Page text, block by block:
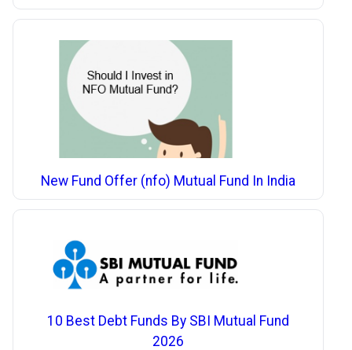
New Fund Offer (nfo) Mutual Fund In India
10 Best Debt Funds By SBI Mutual Fund
2026